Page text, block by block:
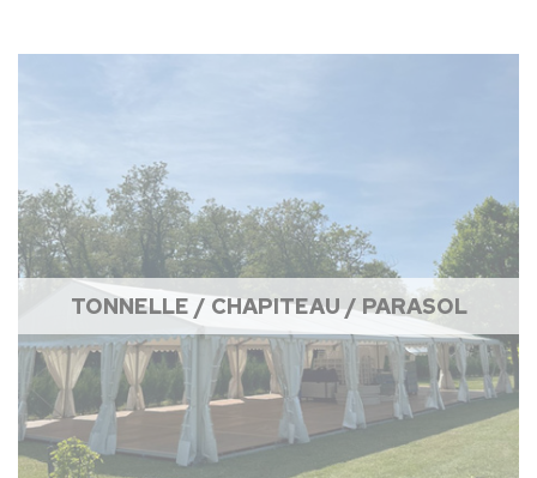
TONNELLE / CHAPITEAU / PARASOL